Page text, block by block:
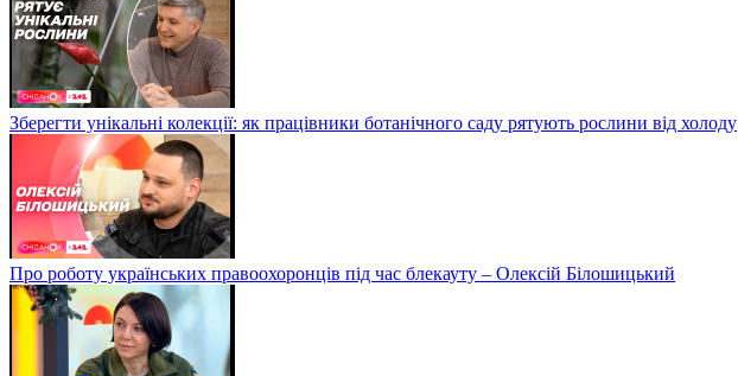
Зберегти унікальні колекції: як працівники ботанічного саду рятують рослини від холоду
Про роботу українських правоохоронців під час блекауту – Олексій Білошицький